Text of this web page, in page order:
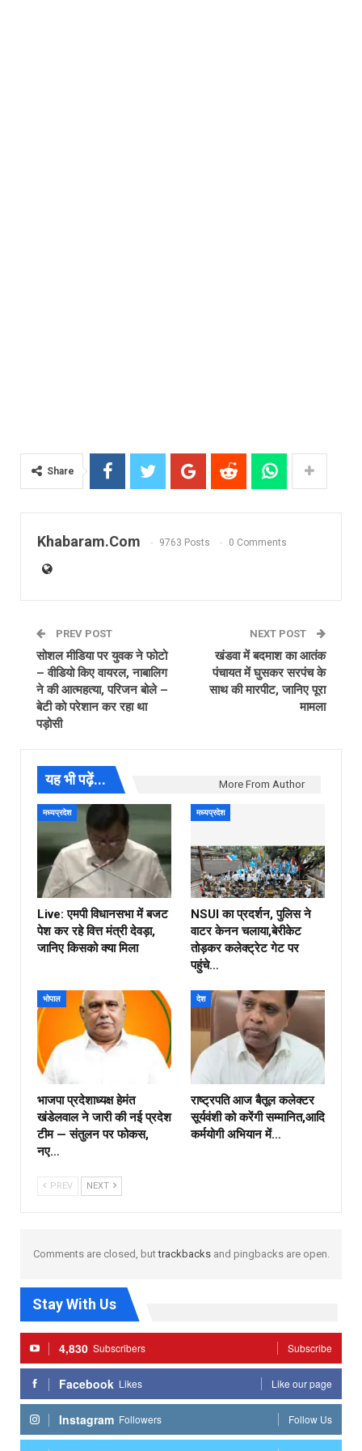
Share
Khabaram.Com 9763 Posts 0 Comments
PREV POST
सोशल मीडिया पर युवक ने फोटो
– वीडियो किए वायरल, नाबालिग
ने की आत्महत्या, परिजन बोले –
बेटी को परेशान कर रहा था
पड़ोसी
NEXT POST
खंडवा में बदमाश का आतंक
पंचायत में घुसकर सरपंच के
साथ की मारपीट, जानिए पूरा
मामला
यह भी पढ़ें... More From Author
मध्यप्रदेश
Live: एमपी विधानसभा में बजट
पेश कर रहे वित्त मंत्री देवड़ा,
जानिए किसको क्या मिला
मध्यप्रदेश
NSUI का प्रदर्शन, पुलिस ने
वाटर केनन चलाया,बेरीकेट
तोड़कर कलेक्ट्रेट गेट पर
पहुंचे…
भोपाल
भाजपा प्रदेशाध्यक्ष हेमंत
खंडेलवाल ने जारी की नई प्रदेश
टीम — संतुलन पर फोकस,
नए…
देश
राष्ट्रपति आज बैतूल कलेक्टर
सूर्यवंशी को करेंगी सम्मानित,आदि
कर्मयोगी अभियान में…
PREV NEXT
Comments are closed, buttrackbacksand pingbacks are open.
Stay With Us
4,830 Subscribers Subscribe
Facebook Likes Like our page
Instagram Followers Follow Us